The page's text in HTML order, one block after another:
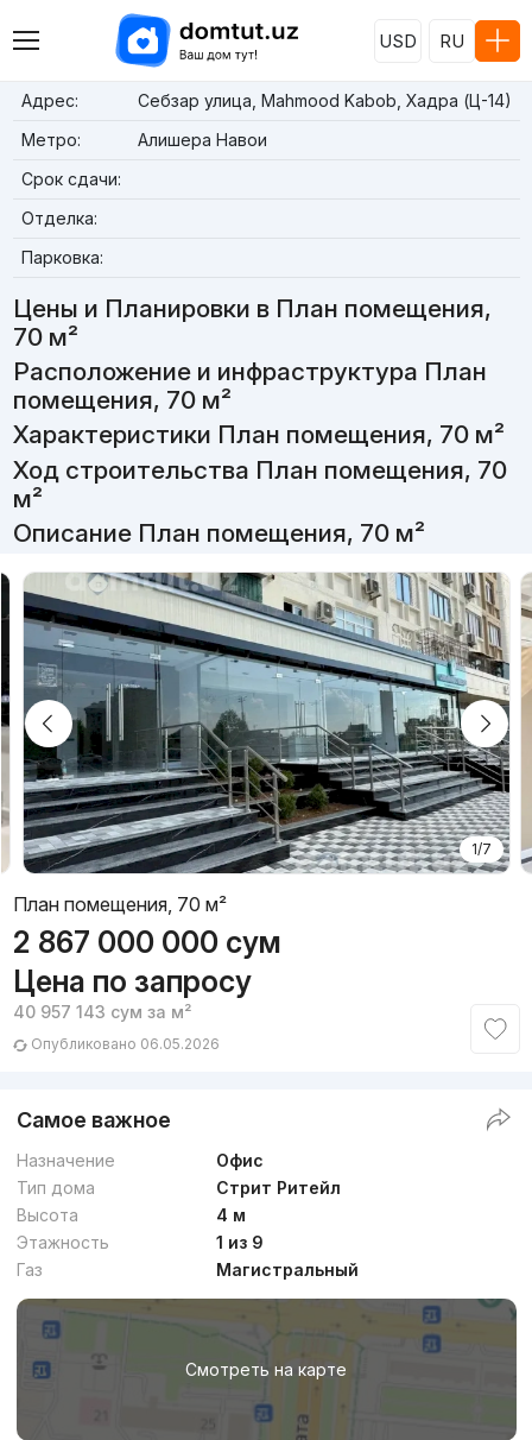
USD RU
Адрес:
Себзар улица, Mahmood Kabob, Хадра (Ц-14)
Метро:
Алишера Навои
Срок сдачи:
Отделка:
Парковка:
Цены и Планировки в План помещения,
70 м²
Расположение и инфраструктура План
помещения, 70 м²
Характеристики План помещения, 70 м²
Ход строительства План помещения, 70
м²
Описание План помещения, 70 м²
1/7
План помещения, 70 м²
2 867 000 000 сум
Цена по запросу
40 957 143 сум за м²
Опубликовано 06.05.2026
Самое важное
Назначение
Офис
Тип дома
Стрит Ритейл
Высота
4 м
Этажность
1 из 9
Газ
Магистральный
Смотреть на карте